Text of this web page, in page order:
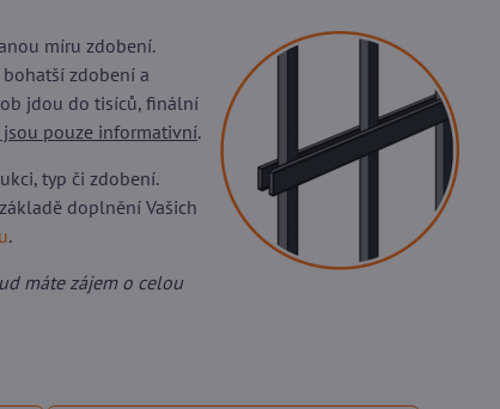
míru zdobení.
zdobení a
jdou do tisíců, finální
jsou pouze informativní.
typ či zdobení.
doplnění Vašich
.
máte zájem o celou